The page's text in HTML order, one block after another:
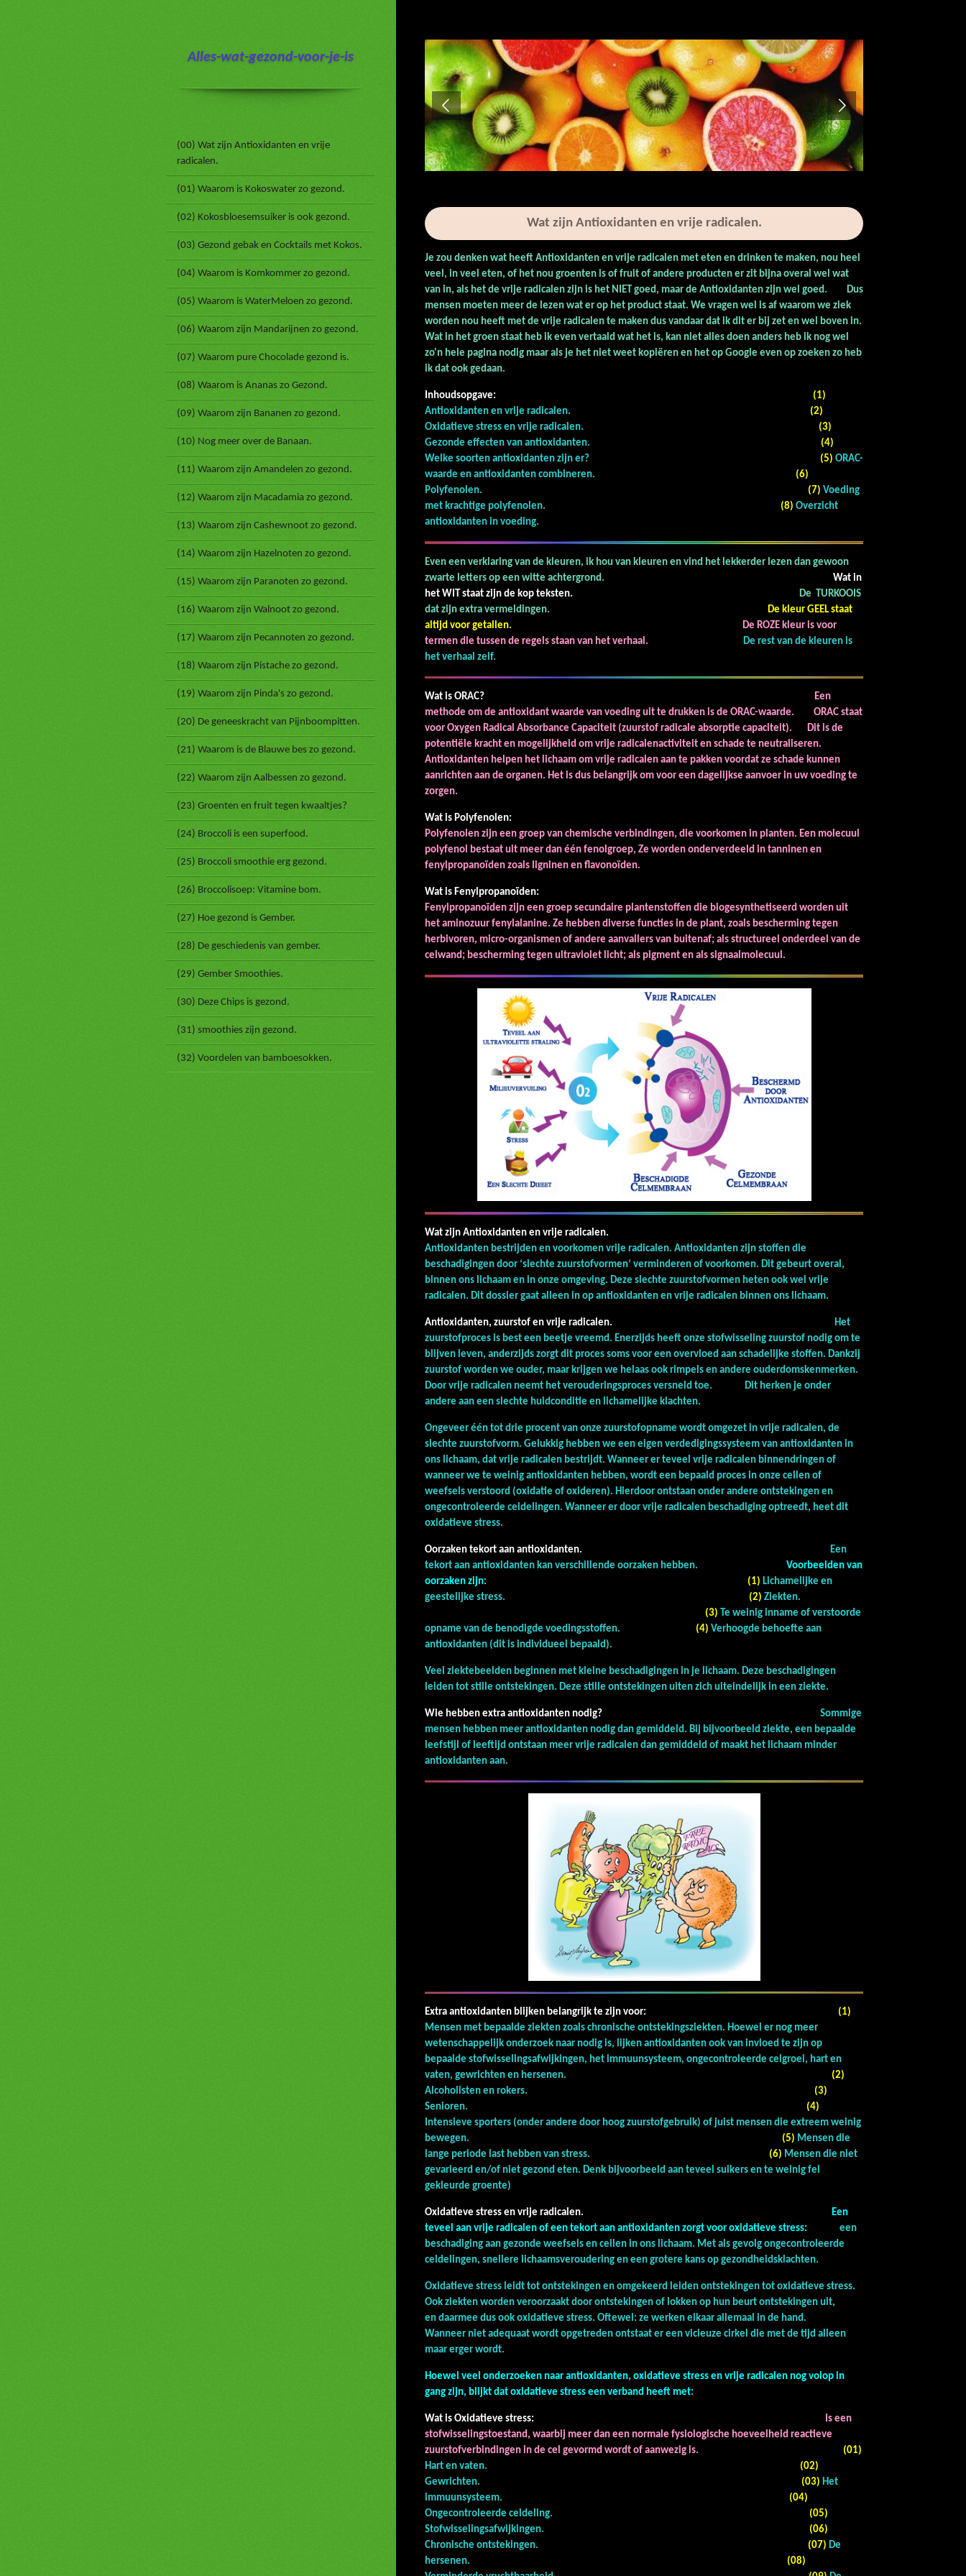
Wat zijn Antioxidanten en vrije radicalen.
Je zou denken wat heeft Antioxidanten en vrije radicalen met eten en drinken te maken, nou heel
veel, in veel eten, of het nou groenten is of fruit of andere producten er zit bijna overal wel wat
van in, als het de vrije radicalen zijn is het NIET goed, maar de Antioxidanten zijn wel goed. Dus
mensen moeten meer de lezen wat er op het product staat. We vragen wel is af waarom we ziek
worden nou heeft met de vrije radicalen te maken dus vandaar dat ik dit er bij zet en wel boven in.
Wat in het groen staat heb ik even vertaald wat het is, kan niet alles doen anders heb ik nog wel
zo'n hele pagina nodig maar als je het niet weet kopiëren en het op Google even op zoeken zo heb
ik dat ook gedaan.
Inhoudsopgave:
(1)
Antioxidanten en vrije radicalen.
(2)
Oxidatieve stress en vrije radicalen.
(3)
Gezonde effecten van antioxidanten.
(4)
Welke soorten antioxidanten zijn er?
(5) ORAC-
waarde en antioxidanten combineren.
(6)
Polyfenolen.
(7) Voeding
met krachtige polyfenolen.
(8) Overzicht
antioxidanten in voeding.
Even een verklaring van de kleuren, ik hou van kleuren en vind het lekkerder lezen dan gewoon
zwarte letters op een witte achtergrond.
Wat in
het WIT staat zijn de kop teksten.
De TURKOOIS
dat zijn extra vermeldingen.
De kleur GEEL staat
altijd voor getallen.
De ROZE kleur is voor
termen die tussen de regels staan van het verhaal.
De rest van de kleuren is
het verhaal zelf.
Wat is ORAC?Een
methode om de antioxidant waarde van voeding uit te drukken is de ORAC-waarde. ORAC staat
voor Oxygen Radical Absorbance Capaciteit (zuurstof radicale absorptie capaciteit). Dit is de
potentiële kracht en mogelijkheid om vrije radicalenactiviteit en schade te neutraliseren.
Antioxidanten helpen het lichaam om vrije radicalen aan te pakken voordat ze schade kunnen
aanrichten aan de organen. Het is dus belangrijk om voor een dagelijkse aanvoer in uw voeding te
zorgen.
Wat is Polyfenolen:
Polyfenolen zijn een groep van chemische verbindingen, die voorkomen in planten. Een molecuul
polyfenol bestaat uit meer dan één fenolgroep, Ze worden onderverdeeld in tanninen en
fenylpropanoïden zoals ligninen en flavonoïden.
Wat is Fenylpropanoïden:
Fenylpropanoïden zijn een groep secundaire plantenstoffen die biogesynthetiseerd worden uit
het aminozuur fenylalanine. Ze hebben diverse functies in de plant, zoals bescherming tegen
herbivoren, micro-organismen of andere aanvallers van buitenaf; als structureel onderdeel van de
celwand; bescherming tegen ultraviolet licht; als pigment en als signaalmolecuul.
Wat zijn Antioxidanten en vrije radicalen.
Antioxidanten bestrijden en voorkomen vrije radicalen. Antioxidanten zijn stoffen die
beschadigingen door ‘slechte zuurstofvormen’ verminderen of voorkomen. Dit gebeurt overal,
binnen ons lichaam en in onze omgeving. Deze slechte zuurstofvormen heten ook wel vrije
radicalen. Dit dossier gaat alleen in op antioxidanten en vrije radicalen binnen ons lichaam.
Antioxidanten, zuurstof en vrije radicalen.
Het
zuurstofproces is best een beetje vreemd. Enerzijds heeft onze stofwisseling zuurstof nodig om te
blijven leven, anderzijds zorgt dit proces soms voor een overvloed aan schadelijke stoffen. Dankzij
zuurstof worden we ouder, maar krijgen we helaas ook rimpels en andere ouderdomskenmerken.
Door vrije radicalen neemt het verouderingsproces versneld toe. Dit herken je onder
andere aan een slechte huidconditie en lichamelijke klachten.
Ongeveer één tot drie procent van onze zuurstofopname wordt omgezet in vrije radicalen, de
slechte zuurstofvorm. Gelukkig hebben we een eigen verdedigingssysteem van antioxidanten in
ons lichaam, dat vrije radicalen bestrijdt. Wanneer er teveel vrije radicalen binnendringen of
wanneer we te weinig antioxidanten hebben, wordt een bepaald proces in onze cellen of
weefsels verstoord (oxidatie of oxideren). Hierdoor ontstaan onder andere ontstekingen en
ongecontroleerde celdelingen. Wanneer er door vrije radicalen beschadiging optreedt, heet dit
oxidatieve stress.
Oorzaken tekort aan antioxidanten.
Een
tekort aan antioxidanten kan verschillende oorzaken hebben.Voorbeelden van
oorzaken zijn:
(1) Lichamelijke en
geestelijke stress. (2) Ziekten.
(3) Te weinig inname of verstoorde
opname van de benodigde voedingsstoffen. (4) Verhoogde behoefte aan
antioxidanten (dit is individueel bepaald).
Veel ziektebeelden beginnen met kleine beschadigingen in je lichaam. Deze beschadigingen
leiden tot stille ontstekingen. Deze stille ontstekingen uiten zich uiteindelijk in een ziekte.
Wie hebben extra antioxidanten nodig?
Sommige
mensen hebben meer antioxidanten nodig dan gemiddeld. Bij bijvoorbeeld ziekte, een bepaalde
leefstijl of leeftijd ontstaan meer vrije radicalen dan gemiddeld of maakt het lichaam minder
antioxidanten aan.
Extra antioxidanten blijken belangrijk te zijn voor:
(1)
Mensen met bepaalde ziekten zoals chronische ontstekingsziekten. Hoewel er nog meer
wetenschappelijk onderzoek naar nodig is, lijken antioxidanten ook van invloed te zijn op
bepaalde stofwisselingsafwijkingen, het immuunsysteem, ongecontroleerde celgroei, hart en
vaten, gewrichten en hersenen. (2)
Alcoholisten en rokers. (3)
Senioren. (4)
Intensieve sporters (onder andere door hoog zuurstofgebruik) of juist mensen die extreem weinig
bewegen. (5) Mensen die
lange periode last hebben van stress. (6) Mensen die niet
gevarieerd en/of niet gezond eten. Denk bijvoorbeeld aan teveel suikers en te weinig fel
gekleurde groente)
Oxidatieve stress en vrije radicalen.Een
teveel aan vrije radicalen of een tekort aan antioxidanten zorgt voor oxidatieve stress:
een
beschadiging aan gezonde weefsels en cellen in ons lichaam. Met als gevolg ongecontroleerde
celdelingen, snellere lichaamsveroudering en een grotere kans op gezondheidsklachten.
Oxidatieve stress leidt tot ontstekingen en omgekeerd leiden ontstekingen tot oxidatieve stress.
Ook ziekten worden veroorzaakt door ontstekingen of lokken op hun beurt ontstekingen uit,
en daarmee dus ook oxidatieve stress. Oftewel: ze werken elkaar allemaal in de hand.
Wanneer niet adequaat wordt opgetreden ontstaat er een vicieuze cirkel die met de tijd alleen
maar erger wordt.
Hoewel veel onderzoeken naar antioxidanten, oxidatieve stress en vrije radicalen nog volop in
gang zijn, blijkt dat oxidatieve stress een verband heeft met:
Wat is Oxidatieve stress:
Is een
stofwisselingstoestand, waarbij meer dan een normale fysiologische hoeveelheid reactieve
zuurstofverbindingen in de cel gevormd wordt of aanwezig is.
(01)
Hart en vaten. (02)
Gewrichten. (03) Het
immuunsysteem. (04)
Ongecontroleerde celdeling. (05)
Stofwisselingsafwijkingen. (06)
Chronische ontstekingen. (07) De
hersenen. (08)
Alles-wat-gezond-voor-je-is
(00) Wat zijn Antioxidanten en vrije
radicalen.
(01) Waarom is Kokoswater zo gezond.
(02) Kokosbloesemsuiker is ook gezond.
(03) Gezond gebak en Cocktails met Kokos.
(04) Waarom is Komkommer zo gezond.
(05) Waarom is WaterMeloen zo gezond.
(06) Waarom zijn Mandarijnen zo gezond.
(07) Waarom pure Chocolade gezond is.
(08) Waarom is Ananas zo Gezond.
(09) Waarom zijn Bananen zo gezond.
(10) Nog meer over de Banaan.
(11) Waarom zijn Amandelen zo gezond.
(12) Waarom zijn Macadamia zo gezond.
(13) Waarom zijn Cashewnoot zo gezond.
(14) Waarom zijn Hazelnoten zo gezond.
(15) Waarom zijn Paranoten zo gezond.
(16) Waarom zijn Walnoot zo gezond.
(17) Waarom zijn Pecannoten zo gezond.
(18) Waarom zijn Pistache zo gezond.
(19) Waarom zijn Pinda's zo gezond.
(20) De geneeskracht van Pijnboompitten.
(21) Waarom is de Blauwe bes zo gezond.
(22) Waarom zijn Aalbessen zo gezond.
(23) Groenten en fruit tegen kwaaltjes?
(24) Broccoli is een superfood.
(25) Broccoli smoothie erg gezond.
(26) Broccolisoep: Vitamine bom.
(27) Hoe gezond is Gember.
(28) De geschiedenis van gember.
(29) Gember Smoothies.
(30) Deze Chips is gezond.
(31) smoothies zijn gezond.
(32) Voordelen van bamboesokken.